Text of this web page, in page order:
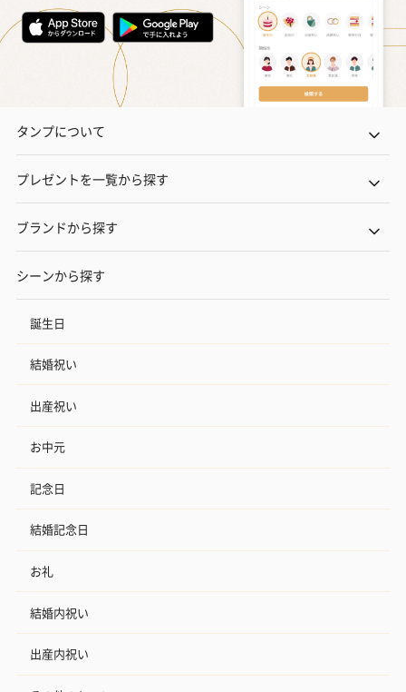
タンプについて
プレゼントを一覧から探す
ブランドから探す
シーンから探す
誕生日
結婚祝い
出産祝い
お中元
記念日
結婚記念日
お礼
結婚内祝い
出産内祝い